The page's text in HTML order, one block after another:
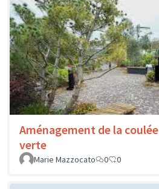
Aménagement de la coulée
verte
Marie Mazzocato
0 0